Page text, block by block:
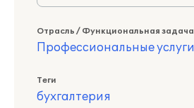
Отрасль / Функциональная задача
Профессиональные услуги
Теги
бухгалтерия